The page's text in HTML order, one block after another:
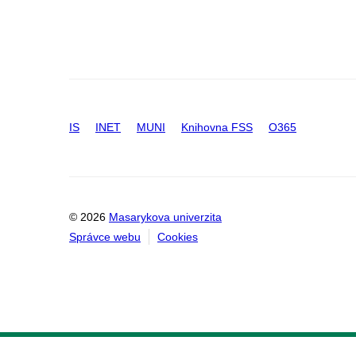
IS INET MUNI Knihovna FSS O365
© 2026 Masarykova univerzita
Správce webu
Cookies